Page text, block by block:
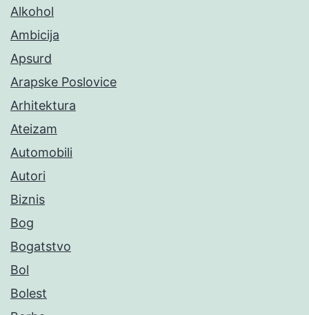
Alkohol
Ambicija
Apsurd
Arapske Poslovice
Arhitektura
Ateizam
Automobili
Autori
Biznis
Bog
Bogatstvo
Bol
Bolest